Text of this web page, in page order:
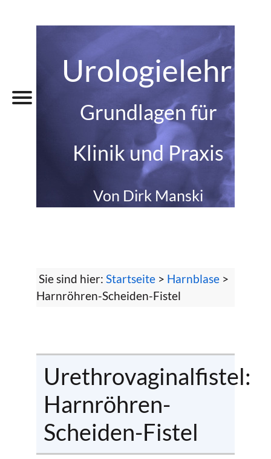
Grundlagen für
Klinik und Praxis
Von Dirk Manski
Sie sind hier: Startseite > Harnblase >
Harnröhren-Scheiden-Fistel
Urethrovaginalfistel:
Harnröhren-
Scheiden-Fistel